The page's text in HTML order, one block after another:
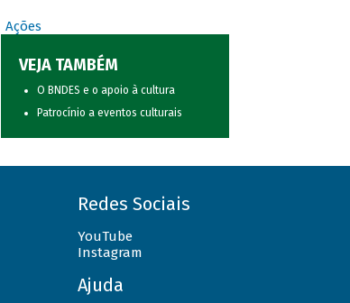
Ações
VEJA TAMBÉM
O BNDES e o apoio à cultura
Patrocínio a eventos culturais
Redes Sociais
YouTube
Instagram
Ajuda